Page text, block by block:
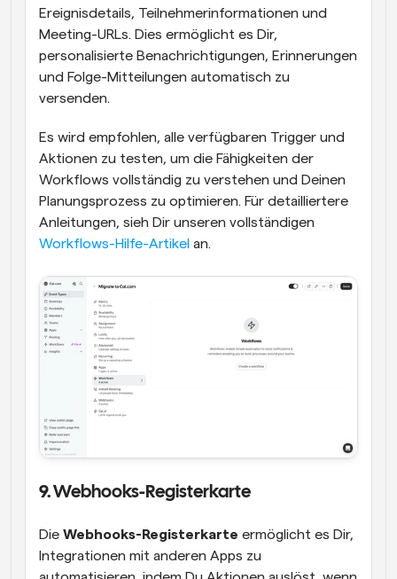
Ereignisdetails, Teilnehmerinformationen und
Meeting-URLs. Dies ermöglicht es Dir,
personalisierte Benachrichtigungen, Erinnerungen
und Folge-Mitteilungen automatisch zu
versenden.
Es wird empfohlen, alle verfügbaren Trigger und
Aktionen zu testen, um die Fähigkeiten der
Workflows vollständig zu verstehen und Deinen
Planungsprozess zu optimieren. Für detailliertere
Workflows-Hilfe-Artikel an.
9. Webhooks-Registerkarte
Die Webhooks-Registerkarte ermöglicht es Dir,
Integrationen mit anderen Apps zu